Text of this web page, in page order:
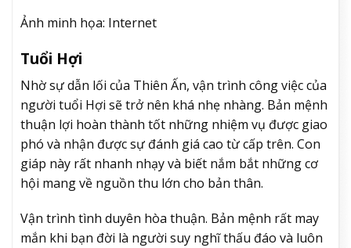
Ảnh minh họa: Internet
Tuổi Hợi
Nhờ sự dẫn lối của Thiên Ấn, vận trình công việc của
người tuổi Hợi sẽ trở nên khá nhẹ nhàng. Bản mệnh
thuận lợi hoàn thành tốt những nhiệm vụ được giao
phó và nhận được sự đánh giá cao từ cấp trên. Con
giáp này rất nhanh nhạy và biết nắm bắt những cơ
hội mang về nguồn thu lớn cho bản thân.
Vận trình tình duyên hòa thuận. Bản mệnh rất may
mắn khi bạn đời là người suy nghĩ thấu đáo và luôn